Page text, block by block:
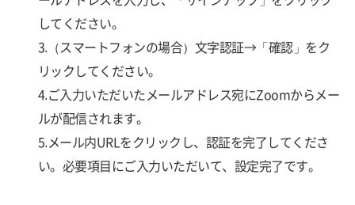
してください。
3.（スマートフォンの場合）文字認証→「確認」をク
リックしてください。
4.ご入力いただいたメールアドレス宛にZoomからメー
ルが配信されます。
5.メール内URLをクリックし、認証を完了してくださ
い。必要項目にご入力いただいて、設定完了です。